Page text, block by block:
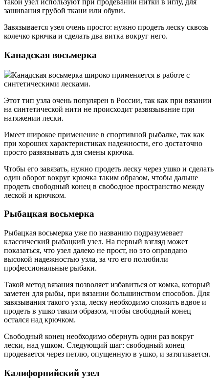
такой узел используют при продевании нитки в иглу, для
зашивания грубой ткани или обуви.
Завязывается узел очень просто: нужно продеть леску сквозь
колечко крючка и сделать два витка вокруг него.
Канадская восьмерка
Канадская восьмерка широко применяется в работе с
синтетическими лесками.
Этот тип узла очень популярен в России, так как при вязании
на синтетической нити не происходит развязывание при
натяжении лески.
Имеет широкое применение в спортивной рыбалке, так как
при хороших характеристиках надежности, его достаточно
просто развязывать для смены крючка.
Чтобы его завязать, нужно продеть леску через ушко и сделать
один оборот вокруг крючка таким образом, чтобы дальше
продеть свободный конец в свободное пространство между
леской и крючком.
Рыбацкая восьмерка
Рыбацкая восьмерка уже по названию подразумевает
классический рыбацкий узел. На первый взгляд может
показаться, что узел далеко не прост, но это оправдано
высокой надежностью узла, за что его полюбили
профессиональные рыбаки.
Такой метод вязания позволяет избавиться от комка, который
заметен для рыбы, при вязании большинством способов. Для
завязывания такого узла, леску необходимо сложить вдвое и
продеть в ушко таким образом, чтобы свободный конец
остался над крючком.
Свободный конец необходимо обернуть один раз вокруг
лески, над ушком. Следующий шаг: свободный конец
продевается через петлю, опущенную в ушко, и затягивается.
Калифорнийский узел